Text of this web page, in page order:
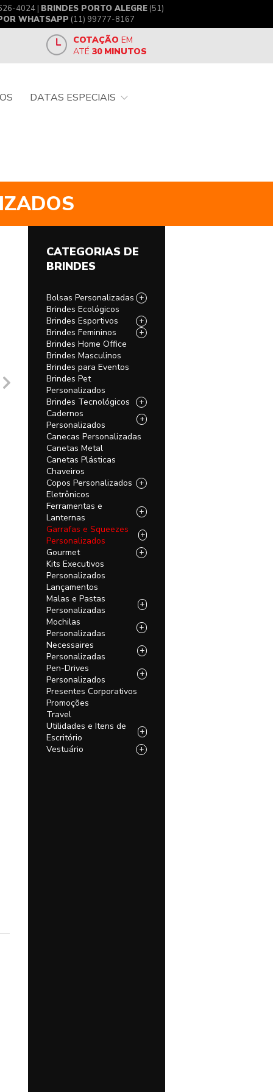
4024 | BRINDES PORTO ALEGRE(51)
WHATSAPP (11) 99777-8167
COTAÇÃO EM
ATÉ 30 MINUTOS
DATAS ESPECIAIS
CATEGORIAS DE
BRINDES
Bolsas Personalizadas +
Brindes Ecológicos
Brindes Esportivos
+
Brindes Femininos +
Brindes Home Office
Brindes Masculinos
Brindes para Eventos
Brindes Pet
Personalizados
Brindes Tecnológicos
+
Cadernos
Personalizados
+
Canecas Personalizadas
Canetas Metal
Canetas Plásticas
Chaveiros
Copos Personalizados
+
Eletrônicos
Ferramentas e
Lanternas
+
Garrafas e Squeezes
Personalizados
+
Gourmet +
Kits Executivos
Personalizados
Lançamentos
Malas e Pastas
Personalizadas
+
Mochilas
Personalizadas
+
Necessaires
Personalizadas
+
Pen-Drives
Personalizados
+
Presentes Corporativos
Promoções
Travel
Utilidades e Itens de
Escritório
+
Vestuário +